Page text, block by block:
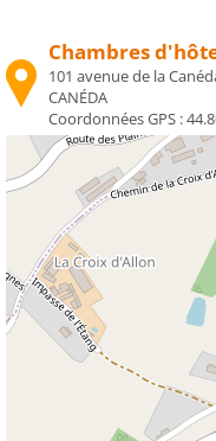
Chambres
101 avenue de la
CANÉDA
Coordonnées GPS :